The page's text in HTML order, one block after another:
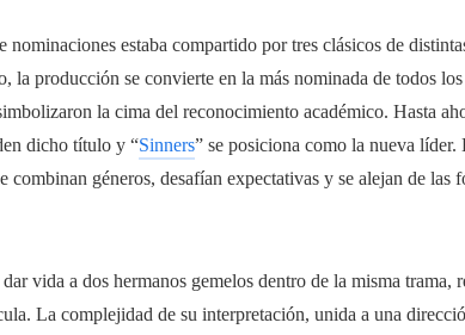
estaba compartido por tres clásicos de
la producción se convierte en la más nominada de todos
la cima del reconocimiento académico. Hasta
dicho título y “Sinners” se posiciona como la nueva líder.
combinan géneros, desafían expectativas y se alejan de las
vida a dos hermanos gemelos dentro de la misma trama,
La complejidad de su interpretación, unida a una